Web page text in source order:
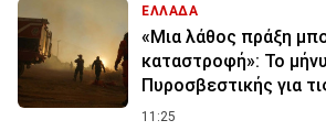
ΕΛΛΑΔΑ
«Μια λάθος πράξη
καταστροφή»: Το
Πυροσβεστικής για
11:25